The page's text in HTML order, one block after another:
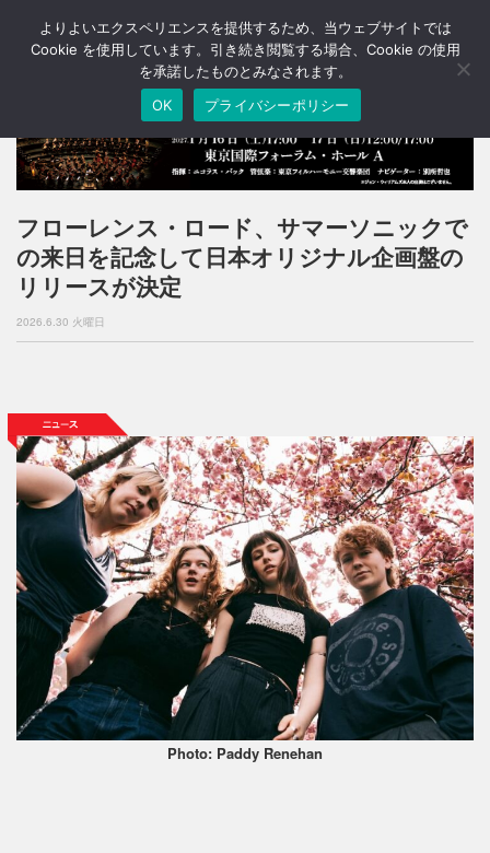
T
o
a
v
g
a
n
フローレンス・ロード、サマーソニックで
の来日を記念して日本オリジナル企画盤の
リリースが決定
2026.6.30 火曜日
Photo: Paddy Renehan
よりよいエクスペリエンスを提供するため、当ウェブサイトでは
Cookie を使用しています。引き続き閲覧する場合、Cookie の使用
を承諾したものとみなされます。
OK
プライバシーポリシー